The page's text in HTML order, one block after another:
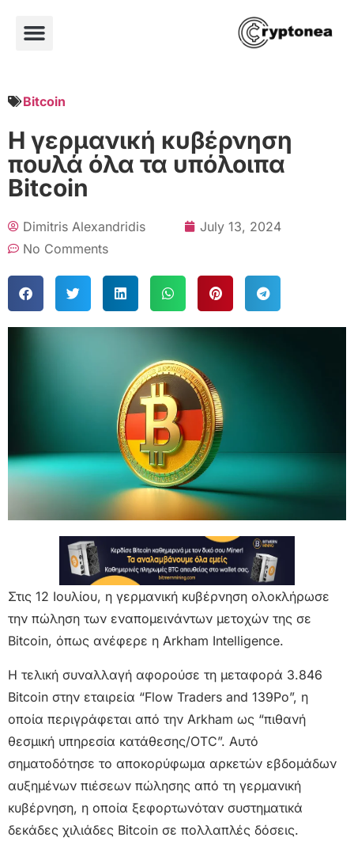
Bitcoin
Η γερμανική κυβέρνηση
πουλά όλα τα υπόλοιπα
Bitcoin
Dimitris Alexandridis
July 13, 2024
No Comments
Στις 12 Ιουλίου, η γερμανική κυβέρνηση ολοκλήρωσε
την πώληση των εναπομεινάντων μετοχών της σε
Bitcoin, όπως ανέφερε η Arkham Intelligence.
Η τελική συναλλαγή αφορούσε τη μεταφορά 3.846
Bitcoin στην εταιρεία “Flow Traders and 139Po”, η
οποία περιγράφεται από την Arkham ως “πιθανή
θεσμική υπηρεσία κατάθεσης/OTC”. Αυτό
σηματοδότησε το αποκορύφωμα αρκετών εβδομάδων
αυξημένων πιέσεων πώλησης από τη γερμανική
κυβέρνηση, η οποία ξεφορτωνόταν συστηματικά
δεκάδες χιλιάδες Bitcoin σε πολλαπλές δόσεις.